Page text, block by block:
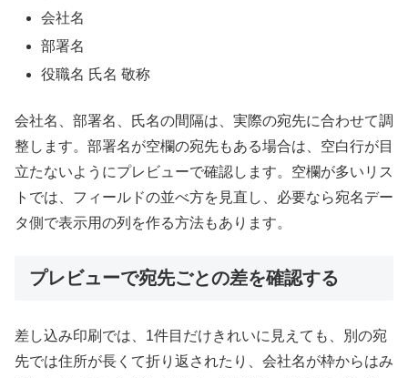
会社名
部署名
役職名 氏名 敬称
会社名、部署名、氏名の間隔は、実際の宛先に合わせて調
整します。部署名が空欄の宛先もある場合は、空白行が目
立たないようにプレビューで確認します。空欄が多いリス
トでは、フィールドの並べ方を見直し、必要なら宛名デー
タ側で表示用の列を作る方法もあります。
プレビューで宛先ごとの差を確認する
差し込み印刷では、1件目だけきれいに見えても、別の宛
先では住所が長くて折り返されたり、会社名が枠からはみ